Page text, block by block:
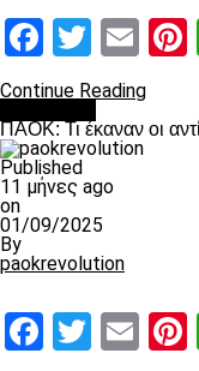
Continue Reading
ΠΑΟΚ: Τι έκαναν οι
Published
11 μήνες ago
on
01/09/2025
By
paokrevolution